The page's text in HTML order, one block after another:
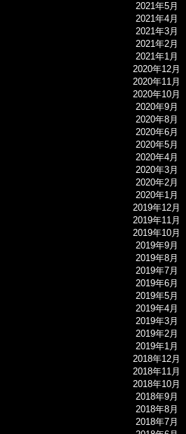
2021年5月
2021年4月
2021年3月
2021年2月
2021年1月
2020年12月
2020年11月
2020年10月
2020年9月
2020年8月
2020年6月
2020年5月
2020年4月
2020年3月
2020年2月
2020年1月
2019年12月
2019年11月
2019年10月
2019年9月
2019年8月
2019年7月
2019年6月
2019年5月
2019年4月
2019年3月
2019年2月
2019年1月
2018年12月
2018年11月
2018年10月
2018年9月
2018年8月
2018年7月